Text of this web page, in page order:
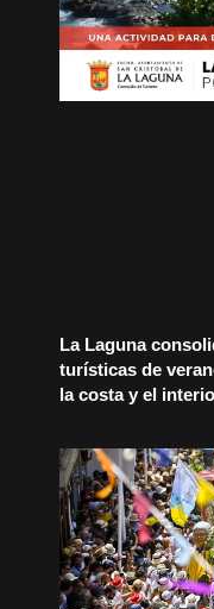
La Laguna
turísticas de
la costa y el